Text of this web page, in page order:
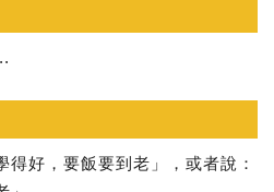
得好，要飯要到老」，或者說：